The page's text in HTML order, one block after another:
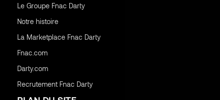
Le Groupe Fnac Darty
Notre histoire
La Marketplace Fnac Darty
Fnac.com
Darty.com
Recrutement Fnac Darty